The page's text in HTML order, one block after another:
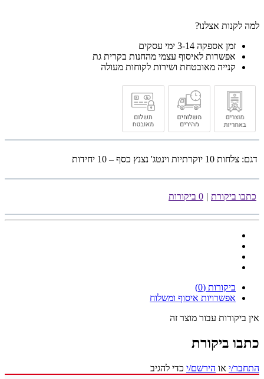
למה לקנות אצלנו?
זמן אספקה 3-14 ימי עסקים
אפשרות לאיסוף עצמי מהחנות בקרית גת
קנייה מאובטחת ושירות לקוחות מעולה
דגם: צלחות 10 יוקרתיות וינטג' נצנץ כסף – 10 יחידות
כתבו ביקורת | 0 ביקורות
ביקורות (0)
אפשרויות איסוף ומשלוח
אין ביקורות עבור מוצר זה
כתבו ביקורת
התחבר/י או הירשם/י כדי להגיב